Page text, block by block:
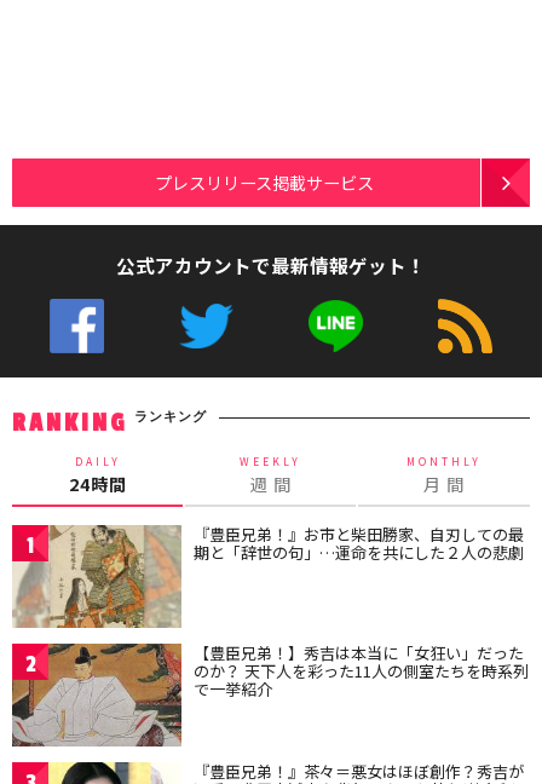
プレスリリース掲載サービス
公式アカウントで最新情報ゲット！
RANKING ランキング
DAILY
24時間
WEEKLY
週 間
MONTHLY
月 間
1 『豊臣兄弟！』お市と柴田勝家、自刃しての最
期と「辞世の句」…運命を共にした２人の悲劇
2 【豊臣兄弟！】秀吉は本当に「女狂い」だった
のか？ 天下人を彩った11人の側室たちを時系列
で一挙紹介
『豊臣兄弟！』茶々＝悪女はほぼ創作？秀吉が